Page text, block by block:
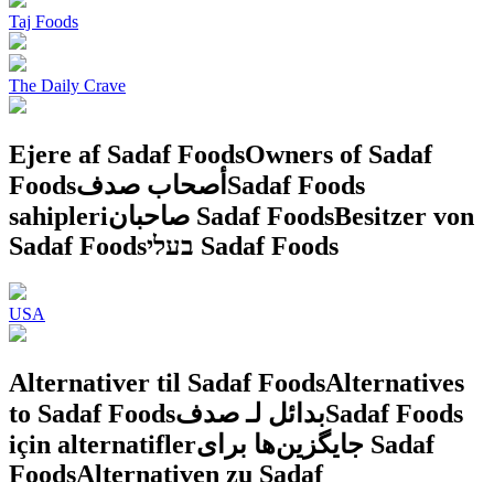
Taj Foods
The Daily Crave
Ejere af Sadaf FoodsOwners of Sadaf
Foodsأصحاب صدف Sadaf Foods
sahipleri
صاحبان Sadaf FoodsBesitzer von
Sadaf Foods
בעלי Sadaf Foods
USA
Alternativer til Sadaf FoodsAlternatives
to Sadaf Foodsبدائل لـ صدفSadaf Foods
için alternatiflerجایگزین‌ها برای Sadaf
FoodsAlternativen zu Sadaf